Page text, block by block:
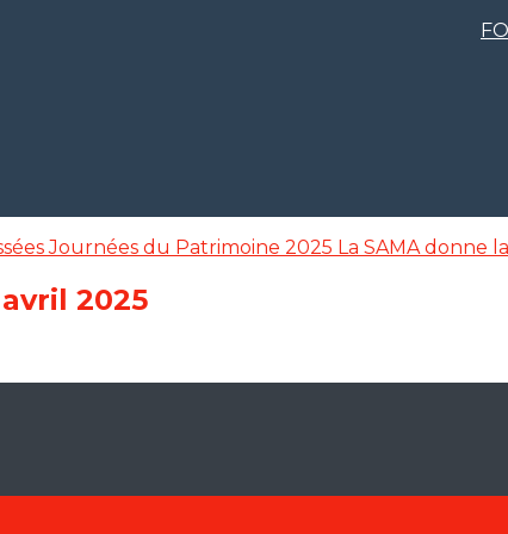
Journées du Patrimoine 2025 La SAMA donne
2025